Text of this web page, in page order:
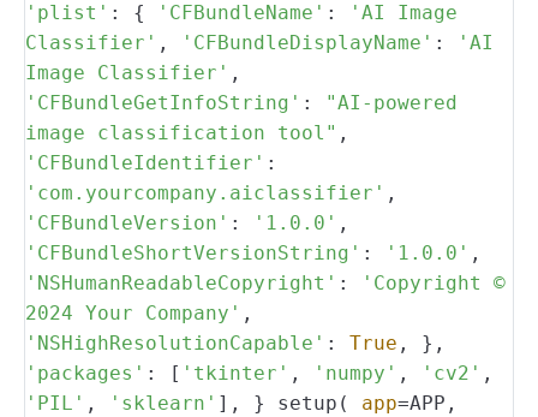
'plist' : { 'CFBundleName' :
'AI Image
Classifier' , 'CFBundleDisplayName' :
'AI
Image Classifier' ,
'CFBundleGetInfoString' :
"AI-powered
image classification tool" ,
'CFBundleIdentifier' :
'com.yourcompany.aiclassifier' ,
'CFBundleVersion' : '1.0.0' ,
'CFBundleShortVersionString' : '1.0.0' ,
'NSHumanReadableCopyright' :
'Copyright ©
2024 Your Company' ,
'NSHighResolutionCapable' : True ,
},
'packages' : [ 'tkinter' , 'numpy' , 'cv2' ,
'PIL' , 'sklearn' ], } setup( app=APP,